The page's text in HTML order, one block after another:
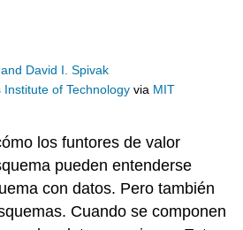
David I. Spivak
Institute of Technology via MIT
los funtores de valor
pueden entenderse
con datos. Pero también
Cuando se componen